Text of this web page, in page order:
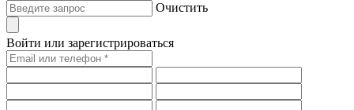
Очистить
Войти или зарегистрироваться